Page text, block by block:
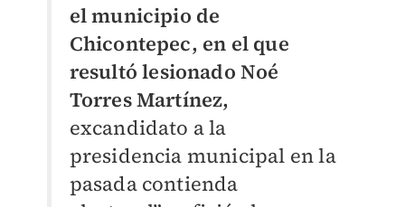
el municipio de
Chicontepec, en el que
resultó lesionado Noé
Torres Martínez,
excandidato a la
presidencia municipal en la
pasada contienda